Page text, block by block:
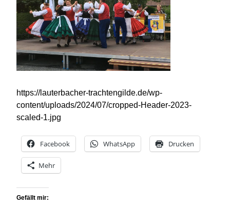
https://lauterbacher-trachtengilde.de/wp-
content/uploads/2024/07/cropped-Header-2023-
scaled-1.jpg
Facebook WhatsApp Drucken
Mehr
Gefällt mir: